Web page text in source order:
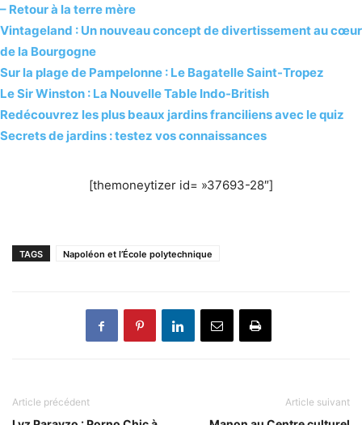
– Retour à la terre mère
Vintageland : Un nouveau concept de divertissement au cœur
de la Bourgogne
Sur la plage de Pampelonne : Le Bagatelle Saint-Tropez
Le Sir Winston : La Nouvelle Table Indo-British
Redécouvrez les plus beaux jardins franciliens avec le quiz
Secrets de jardins : testez vos connaissances
[themoneytizer id= »37693-28″]
TAGS Napoléon et l’École polytechnique
Article précédent Article suivant